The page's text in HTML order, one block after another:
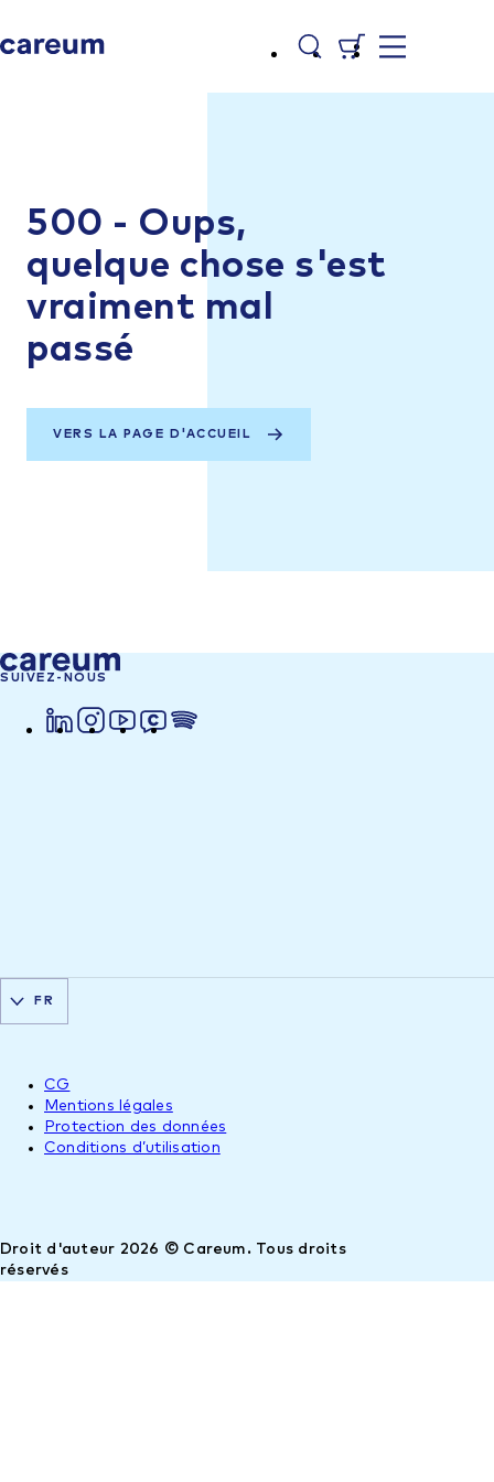
500 - Oups,
quelque chose s'est
vraiment mal
passé
VERS LA PAGE D'ACCUEIL
SUIVEZ-NOUS
Droit d'auteur 2026 © Careum. Tous droits
réservés
CG
Mentions légales
Protection des données
Conditions d’utilisation
FR